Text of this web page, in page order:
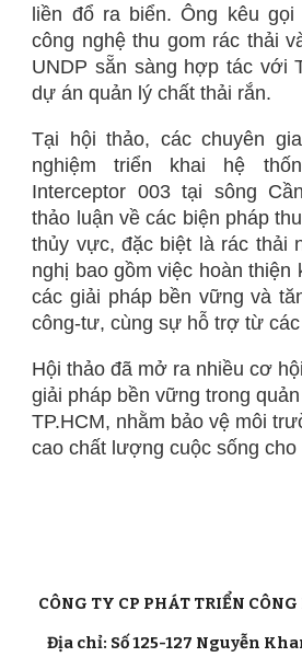
liền đổ ra biển. Ông kêu
công nghệ thu gom rác thải
UNDP sẵn sàng hợp tác với
dự án quản lý chất thải rắn.
Tại hội thảo, các chuyên
nghiệm triển khai hệ
Interceptor 003 tại sông
thảo luận về các biện pháp
thủy vực, đặc biệt là rác thải
nghị bao gồm việc hoàn thiện
các giải pháp bền vững và
công-tư, cùng sự hỗ trợ từ
Hội thảo đã mở ra nhiều cơ
giải pháp bền vững trong
TP.HCM, nhằm bảo vệ môi
cao chất lượng cuộc sống
CÔNG TY CP PHÁT TRIỂN
Địa chỉ: Số 125-127 Nguyễn